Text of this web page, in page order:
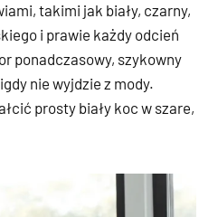
takimi jak biały, czarny,
i prawie każdy odcień
ponadczasowy, szykowny
nie wyjdzie z mody.
prosty biały koc w szare,